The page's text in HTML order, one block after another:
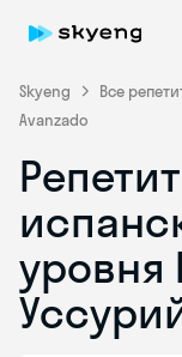
Skyeng Все
Avanzado
уровня
Skyeng Chat
online